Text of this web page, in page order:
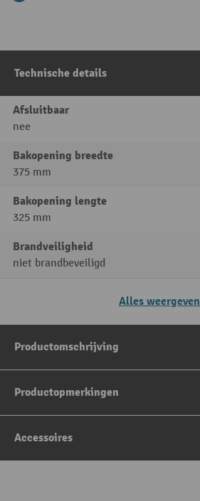
Technische details
Afsluitbaar
nee
Bakopening breedte
375 mm
Bakopening lengte
325 mm
Brandveiligheid
niet brandbeveiligd
Alles weergeven
Productomschrijving
Productopmerkingen
Accessoires